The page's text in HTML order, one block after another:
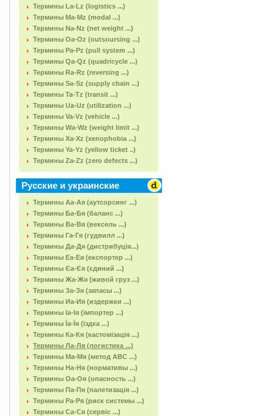
Термины La-Lz (logistics ...)
Термины Ma-Mz (modal ...)
Термины Na-Nz (net weight ...)
Термины Oa-Oz (outsoursing ...)
Термины Pa-Pz (pull system ...)
Термины Qa-Qz (quadricycle ...)
Термины Ra-Rz (reversing ...)
Термины Sa-Sz (supply chain ...)
Термины Ta-Tz (transit ...)
Термины Ua-Uz (utilization ...)
Термины Va-Vz (vehicle ...)
Термины Wa-Wz (weight limit ...)
Термины Xa-Xz (xenophobia ...)
Термины Ya-Yz (yellow ticket ..)
Термины Za-Zz (zero defects ...)
Русские и украинские
Термины Аа-Ая (аутсорсинг ...)
Термины Ба-Бя (баланс ...)
Термины Ва-Вя (вексель ...)
Термины Га-Гя (гудвилл ...)
Термины Да-Дя (дистрибуція...)
Термины Еа-Ея (експортер ...)
Термины Єа-Єя (єдиний ...)
Термины Жа-Жя (живой груз ...)
Термины За-Зя (запасы ...)
Термины Иа-Ия (издержки ...)
Термины Іа-Ія (імпортер ...)
Термины Їа-Їя (їздка ...)
Термины Ка-Кя (кастомізація ...)
Термины Ла-Ля (логистика ...)
Термины Ма-Мя (метод АВС ...)
Термины На-Ня (нормативы ...)
Термины Оа-Оя (опасность ...)
Термины Па-Пя (палетизація ...)
Термины Ра-Ря (риск системы ...)
Термины Са-Ся (сервіс ...)